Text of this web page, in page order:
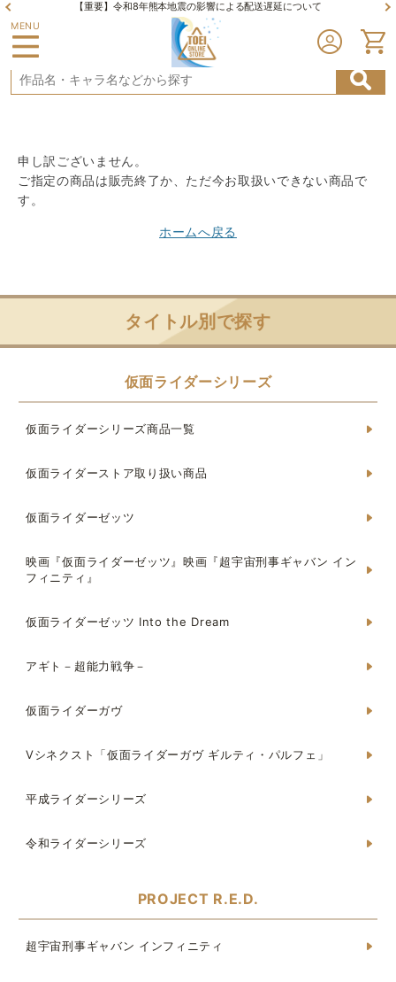
【重要】令和8年熊本地震の影響による配送遅延について
MENU
申し訳ございません。
ご指定の商品は販売終了か、ただ今お取扱いできない商品で
す。
ホームへ戻る
タイトル別で探す
仮面ライダーシリーズ
仮面ライダーシリーズ商品一覧
仮面ライダーストア取り扱い商品
仮面ライダーゼッツ
映画『仮面ライダーゼッツ』映画『超宇宙刑事ギャバン イン
フィニティ』
仮面ライダーゼッツ Into the Dream
アギト－超能力戦争－
仮面ライダーガヴ
Vシネクスト「仮面ライダーガヴ ギルティ・パルフェ」
平成ライダーシリーズ
令和ライダーシリーズ
PROJECT R.E.D.
超宇宙刑事ギャバン インフィニティ